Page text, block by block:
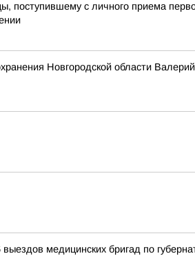
с личного приема
Новгородской области
медицинских бригад по